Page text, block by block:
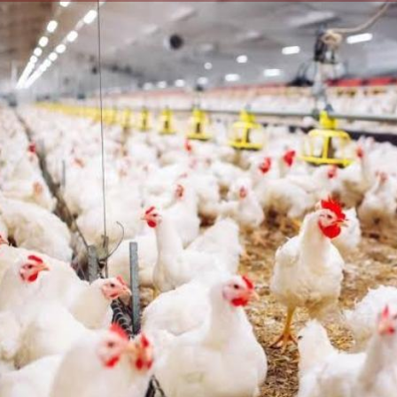
إلهام شرشر تكتب: دي مبقتش
دي سياسة
الكاتبة إلهام شرشر تهنئ الرئيس
السيسي بعيد ميلاده وتُشيد بجهوده
في بناء الدولة